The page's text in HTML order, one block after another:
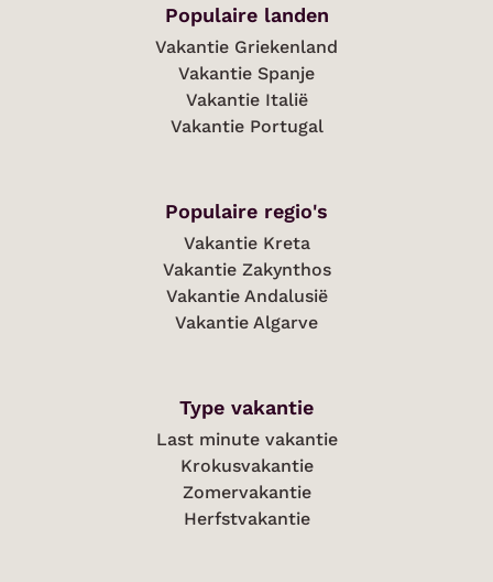
Populaire landen
Vakantie Griekenland
Vakantie Spanje
Vakantie Italië
Vakantie Portugal
Populaire regio's
Vakantie Kreta
Vakantie Zakynthos
Vakantie Andalusië
Vakantie Algarve
Type vakantie
Last minute vakantie
Krokusvakantie
Zomervakantie
Herfstvakantie